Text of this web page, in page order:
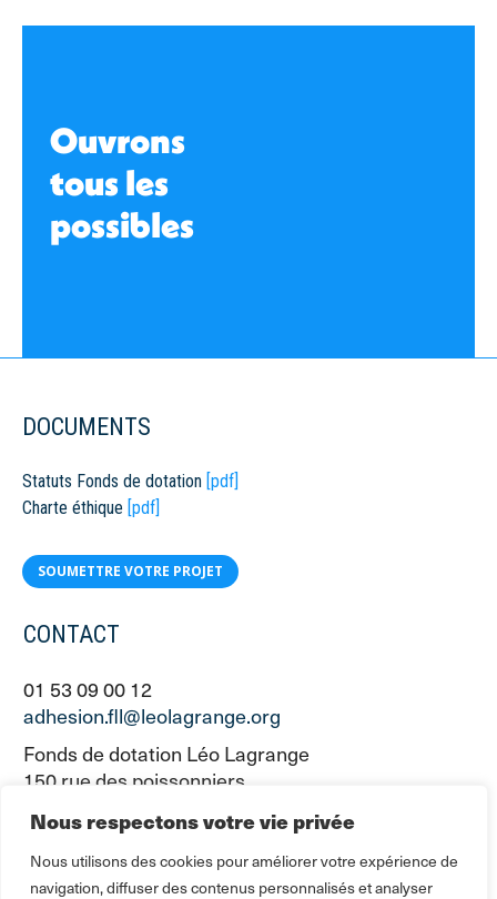
Nous respectons votre vie privée
Nous utilisons des cookies pour améliorer votre expérience de
navigation, diffuser des contenus personnalisés et analyser
Ouvrons
tous les
possibles
DOCUMENTS
Statuts Fonds de dotation [pdf]
Charte éthique [pdf]
SOUMETTRE VOTRE PROJET
CONTACT
01 53 09 00 12
adhesion.fll@leolagrange.org
Fonds de dotation Léo Lagrange
150 rue des poissonniers